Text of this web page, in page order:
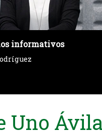
informativos
Uno